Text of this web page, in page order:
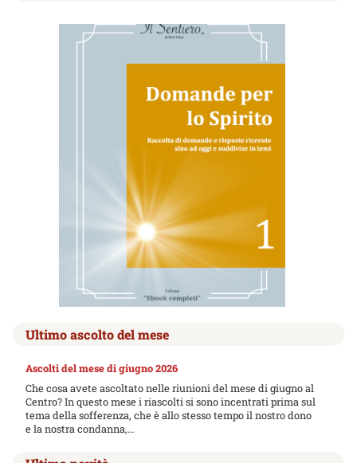
Ultimo ascolto del mese
Ascolti del mese di giugno 2026
Che cosa avete ascoltato nelle riunioni del mese di giugno al
Centro? In questo mese i riascolti si sono incentrati prima sul
tema della sofferenza, che è allo stesso tempo il nostro dono
e la nostra condanna,…